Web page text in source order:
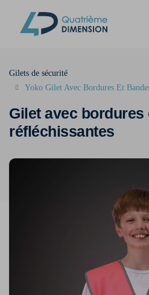
Gilet avec bordures
réfléchissantes
Gilets de sécurité
Yoko Gilet Avec Bordures Et